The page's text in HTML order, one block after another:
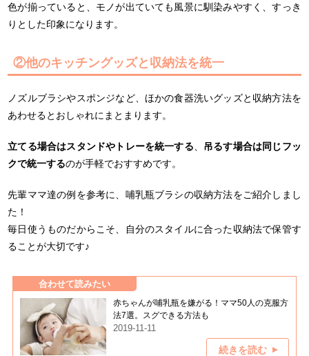
色が揃っていると、モノが出ていても風景に馴染みやすく、すっき
りとした印象になります。
②他のキッチングッズと収納法を統一
ノズルブラシやスポンジなど、ほかの食器洗いグッズと収納方法を
あわせるとおしゃれにまとまります。
立てる場合はスタンドやトレーを統一する
吊るす場合は同じフッ
クで統一するのが手軽でおすすめです。
先輩ママ達の例を参考に、哺乳瓶ブラシの収納方法をご紹介しまし
た！
毎日使うものだからこそ、自分のスタイルに合った収納法で保管す
ることが大切です♪
合わせて読みたい
赤ちゃんが哺乳瓶を嫌がる！ママ50人の克服方
法7選。スグできる方法も
2019-11-11
続きを読む